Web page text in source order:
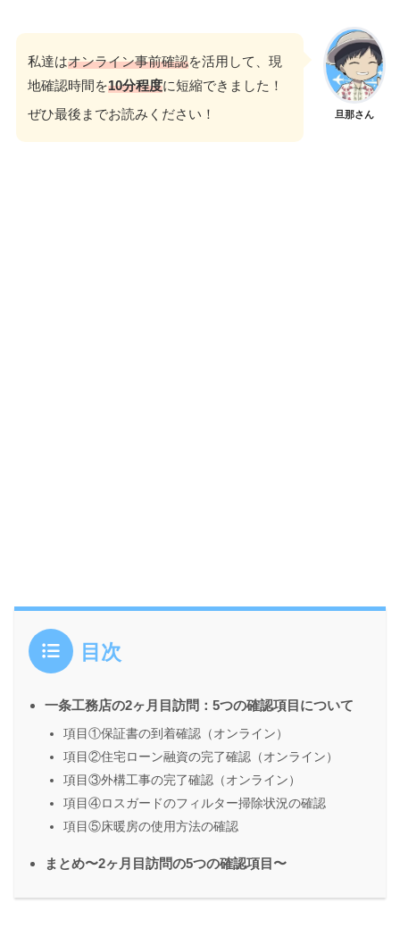
旦那さん
私達はオンライン事前確認を活用して、現
地確認時間を10分程度に短縮できました！
ぜひ最後までお読みください！
目次
一条工務店の2ヶ月目訪問：5つの確認項目について
項目①保証書の到着確認（オンライン）
項目②住宅ローン融資の完了確認（オンライン）
項目③外構工事の完了確認（オンライン）
項目④ロスガードのフィルター掃除状況の確認
項目⑤床暖房の使用方法の確認
まとめ〜2ヶ月目訪問の5つの確認項目〜